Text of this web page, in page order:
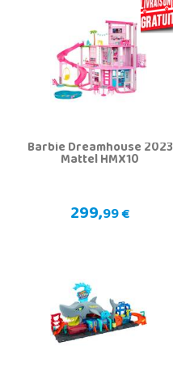
Barbie Dreamhouse 2023
Mattel HMX10
299,99 €